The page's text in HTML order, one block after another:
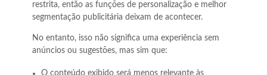
restrita, então as funções de personalização e melhor
segmentação publicitária deixam de acontecer.
No entanto, isso não significa uma experiência sem
anúncios ou sugestões, mas sim que:
O conteúdo exibido será menos relevante às